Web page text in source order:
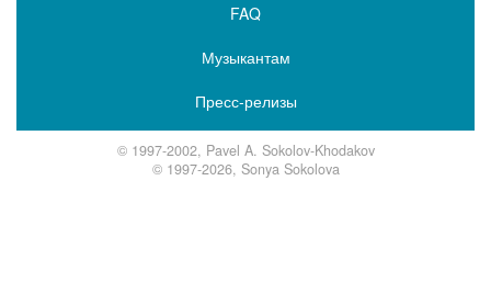
FAQ
Музыкантам
Пресс-релизы
© 1997-2002, Pavel A. Sokolov-Khodakov
© 1997-2026, Sonya Sokolova